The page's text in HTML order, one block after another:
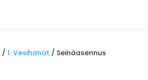
/1. Vesihanat / Seinäasennus